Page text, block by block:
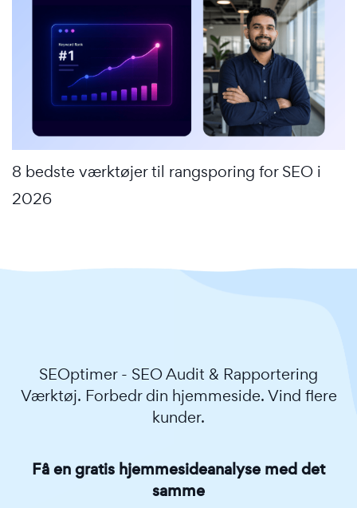
8 bedste værktøjer til rangsporing for SEO i
2026
SEOptimer - SEO Audit & Rapportering
Værktøj. Forbedr din hjemmeside. Vind flere
kunder.
Få en gratis hjemmesideanalyse med det
samme